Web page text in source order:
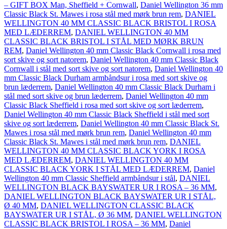
– GIFT BOX Man, Sheffield + Cornwall, Daniel Wellington 36 mm
Classic Black St. Mawes i rosa stål med mørk brun rem, DANIEL
WELLINGTON 40 MM CLASSIC BLACK BRISTOL I ROSA
MED LÆDERREM, DANIEL WELLINGTON 40 MM
CLASSIC BLACK BRISTOL I STÅL MED MØRK BRUN
REM, Daniel Wellington 40 mm Classic Black Cornwall i rosa med
sort skive og sort natorem, Daniel Wellington 40 mm Classic Black
Cornwall i stål med sort skive og sort natorem, Daniel Wellington 40
mm Classic Black Durham armbåndsur i rosa med sort skive og
brun læderrem, Daniel Wellington 40 mm Classic Black Durham i
stål med sort skive og brun læderrem, Daniel Wellington 40 mm
Classic Black Sheffield i rosa med sort skive og sort læderrem,
Daniel Wellington 40 mm Classic Black Sheffield i stål med sort
skive og sort læderrem, Daniel Wellington 40 mm Classic Black St.
Mawes i rosa stål med mørk brun rem, Daniel Wellington 40 mm
Classic Black St. Mawes i stål med mørk brun rem, DANIEL
WELLINGTON 40 MM CLASSIC BLACK YORK I ROSA
MED LÆDERREM, DANIEL WELLINGTON 40 MM
CLASSIC BLACK YORK I STÅL MED LÆDERREM, Daniel
Wellington 40 mm Classic Sheffield armbåndsur i stål, DANIEL
WELLINGTON BLACK BAYSWATER UR I ROSA – 36 MM,
DANIEL WELLINGTON BLACK BAYSWATER UR I STÅL,
Ø 40 MM, DANIEL WELLINGTON CLASSIC BLACK
BAYSWATER UR I STÅL, Ø 36 MM, DANIEL WELLINGTON
CLASSIC BLACK BRISTOL I ROSA – 36 MM, Daniel